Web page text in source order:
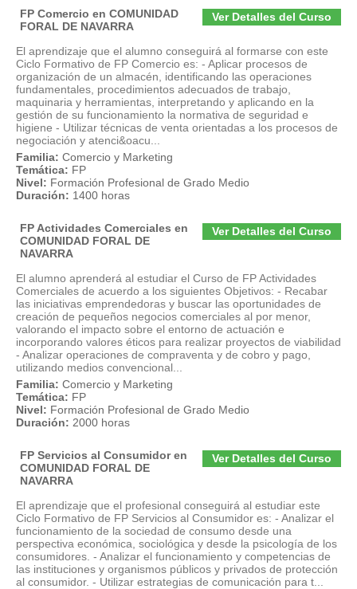
Ver Detalles del Curso
FP Comercio en COMUNIDAD
FORAL DE NAVARRA
El aprendizaje que el alumno conseguirá al formarse con este
Ciclo Formativo de FP Comercio es: - Aplicar procesos de
organización de un almacén, identificando las operaciones
fundamentales, procedimientos adecuados de trabajo,
maquinaria y herramientas, interpretando y aplicando en la
gestión de su funcionamiento la normativa de seguridad e
higiene - Utilizar técnicas de venta orientadas a los procesos de
negociación y atenci&oacu...
Familia: Comercio y Marketing
Temática: FP
Nivel: Formación Profesional de Grado Medio
Duración: 1400 horas
Ver Detalles del Curso
FP Actividades Comerciales en
COMUNIDAD FORAL DE
NAVARRA
El alumno aprenderá al estudiar el Curso de FP Actividades
Comerciales de acuerdo a los siguientes Objetivos: - Recabar
las iniciativas emprendedoras y buscar las oportunidades de
creación de pequeños negocios comerciales al por menor,
valorando el impacto sobre el entorno de actuación e
incorporando valores éticos para realizar proyectos de viabilidad
- Analizar operaciones de compraventa y de cobro y pago,
utilizando medios convencional...
Familia: Comercio y Marketing
Temática: FP
Nivel: Formación Profesional de Grado Medio
Duración: 2000 horas
Ver Detalles del Curso
FP Servicios al Consumidor en
COMUNIDAD FORAL DE
NAVARRA
El aprendizaje que el profesional conseguirá al estudiar este
Ciclo Formativo de FP Servicios al Consumidor es: - Analizar el
funcionamiento de la sociedad de consumo desde una
perspectiva económica, sociológica y desde la psicología de los
consumidores. - Analizar el funcionamiento y competencias de
las instituciones y organismos públicos y privados de protección
al consumidor. - Utilizar estrategias de comunicación para t...